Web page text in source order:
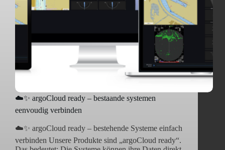
☁️✨ argoCloud ready – bestaande systemen
eenvoudig verbinden
☁️✨ argoCloud ready – bestehende Systeme einfach
verbinden Unsere Produkte sind „argoCloud ready“.